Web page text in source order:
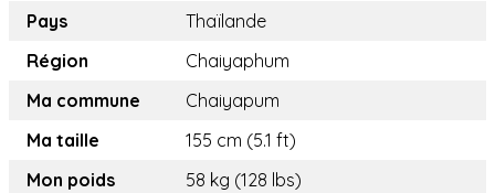
Pays
Thaïlande
Région
Chaiyaphum
Ma commune
Chaiyapum
Ma taille
155 cm (5.1 ft)
Mon poids
58 kg (128 lbs)